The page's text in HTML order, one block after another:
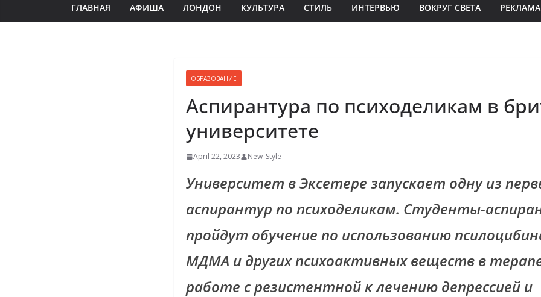
ГЛАВНАЯ АФИША ЛОНДОН КУЛЬТУРА СТИЛЬ ИНТЕРВЬЮ ВОКРУГ СВЕТА РЕКЛАМА
ОБРАЗОВАНИЕ
Аспирантура по психоделикам в
университете
April 22, 2023 New_Style
Университет в Эксетере запускает одну из
аспирантур по психоделикам. Студенты-
пройдут обучение по использованию
МДМА и других психоактивных веществ в
работе с резистентной к лечению депрессией и